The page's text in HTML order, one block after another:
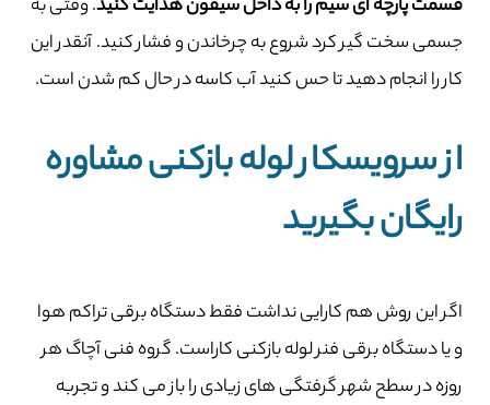
قسمت پارچه ای سیم را به داخل سیفون هدایت کنید. وقتی به
جسمی سخت گیر کرد شروع به چرخاندن و فشار کنید. آنقدر این
کار را انجام دهید تا حس کنید آب کاسه در حال کم شدن است.
از سرویسکار لوله بازکنی مشاوره
رایگان بگیرید
اگر این روش هم کارایی نداشت فقط دستگاه برقی تراکم هوا
و یا دستگاه برقی فنر لوله بازکنی کاراست. گروه فنی آچاگ هر
روزه در سطح شهر گرفتگی های زیادی را باز می کند و تجربه